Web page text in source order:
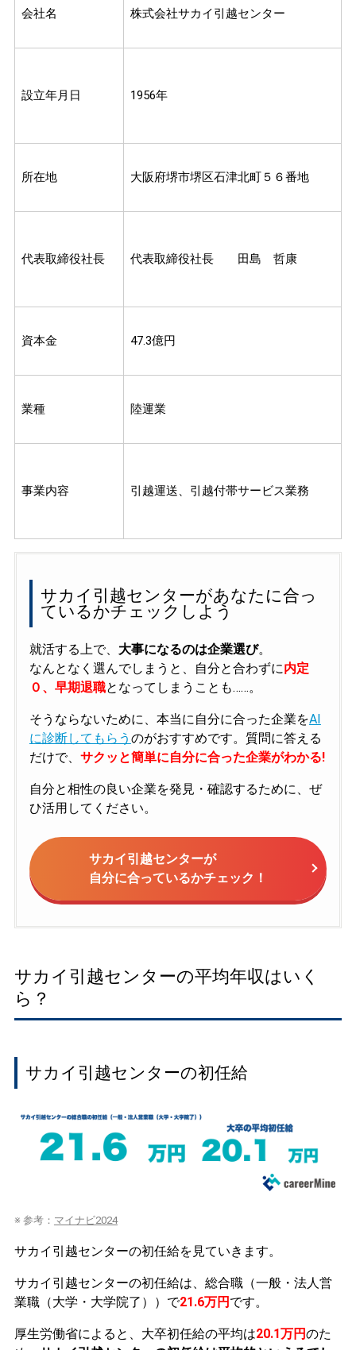
会社名 株式会社サカイ引越センター
設立年月日 1956年
所在地 大阪府堺市堺区石津北町５６番地
代表取締役社長 代表取締役社長 田島 哲康
資本金 47.3億円
業種 陸運業
事業内容 引越運送、引越付帯サービス業務
サカイ引越センターがあなたに合っ
ているかチェックしよう
就活する上で、 大事になるのは企業選び。
なんとなく選んでしまうと、自分と合わずに内定
０、早期退職となってしまうことも……。
そうならないために、本当に自分に合った企業をAI
に診断してもらう のがおすすめです。質問に答える
だけで、 サクッと簡単に自分に合った企業がわかる!
自分と相性の良い企業を発見・確認するために、ぜ
ひ活用してください。
サカイ引越センターが
自分に合っているかチェック！
サカイ引越センターの平均年収はいく
ら？
サカイ引越センターの初任給
※ 参考： マイナビ2024
サカイ引越センターの初任給を見ていきます。
サカイ引越センターの初任給は、総合職（一般・法人営
業職（大学・大学院了））で21.6万円 です。
厚生労働省によると、大卒初任給の平均は20.1万円のた